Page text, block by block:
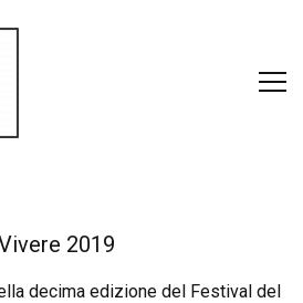
2019
decima edizione del Festival del